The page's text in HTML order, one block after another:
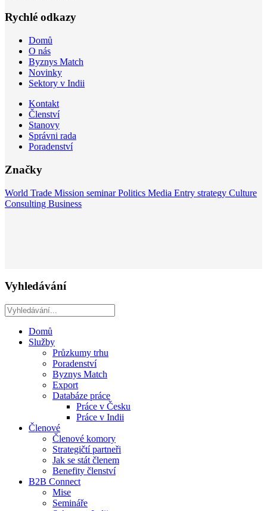
Rychlé odkazy
Domů
O nás
Byznys Match
Novinky
Sektory v Indii
Kontakt
Členství
Stanovy
Správni rada
Poradenství
Značky
World Trade Mission seminarPolitics Media Entry strategy Culture
Consulting Business
Vyhledávání
Domů
Služby
Průzkumy trhu
Poradenství
Byznys Match
Export
Databáze práce
Práce v Česku
Práce v Indii
Členové
Členové komory
Strategičtí partneři
Jak se stát členem
Benefity členství
B2B Connect
Mise
Semináře